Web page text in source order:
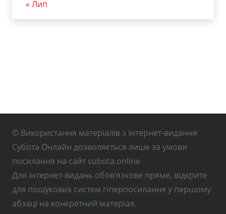
« Лип
© Використання матеріалів з інтернет-видання
Субота Онлайн дозволяється лише за умови
посилання на сайт subota.online
Для інтернет-видань обов’язкове пряме, відкрите
для пошукових систем гіперпосилання у першому
абзаці на конкретний матеріал.